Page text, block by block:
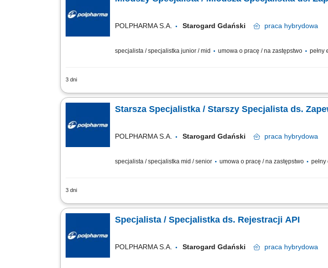
POLPHARMA S.A. Starogard Gdański praca hybrydowa
specjalista / specjalistka junior / mid umowa o pracę / na zastępstwo pełny
3 dni
Zakres obowiązków: Wspieranie nadzoru nad przestrzeganiem zasad GMP w
Starsza Specjalistka / Starszy Specjalista ds.
POLPHARMA S.A. Starogard Gdański praca hybrydowa
specjalista / specjalistka mid / senior umowa o pracę / na zastępstwo pełny
3 dni
Zakres obowiązków: Samodzielna ocena raportów serii oraz weryfikacja
Specjalista / Specjalistka ds. Rejestracji API
POLPHARMA S.A. Starogard Gdański praca hybrydowa